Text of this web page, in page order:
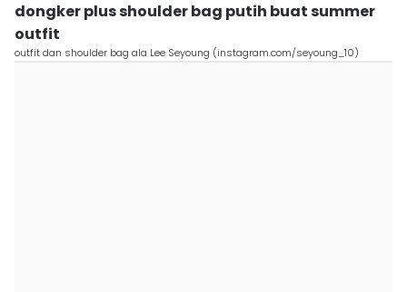
dongker plus shoulder bag putih buat summer
outfit
outfit dan shoulder bag ala Lee Seyoung (instagram.com/seyoung_10)